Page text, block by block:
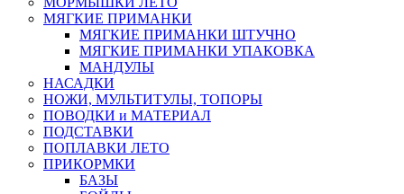
МЯГКИЕ ПРИМАНКИ
МЯГКИЕ ПРИМАНКИ ШТУЧНО
МЯГКИЕ ПРИМАНКИ УПАКОВКА
МАНДУЛЫ
НАСАДКИ
НОЖИ, МУЛЬТИТУЛЫ, ТОПОРЫ
ПОВОДКИ и МАТЕРИАЛ
ПОДСТАВКИ
ПОПЛАВКИ ЛЕТО
ПРИКОРМКИ
БАЗЫ